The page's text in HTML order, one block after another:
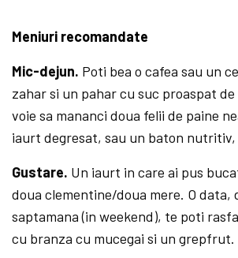
Meniuri recomandate
Mic-dejun. Poti bea o cafea sau un
zahar si un pahar cu suc proas­pat
voie sa mananci doua felii de paine
iaurt degresat, sau un baton
Gustare. Un iaurt in care ai pus
doua clementine/doua mere. O data,
saptamana (in weekend), te poti
cu branza cu mucegai si un grepfrut.